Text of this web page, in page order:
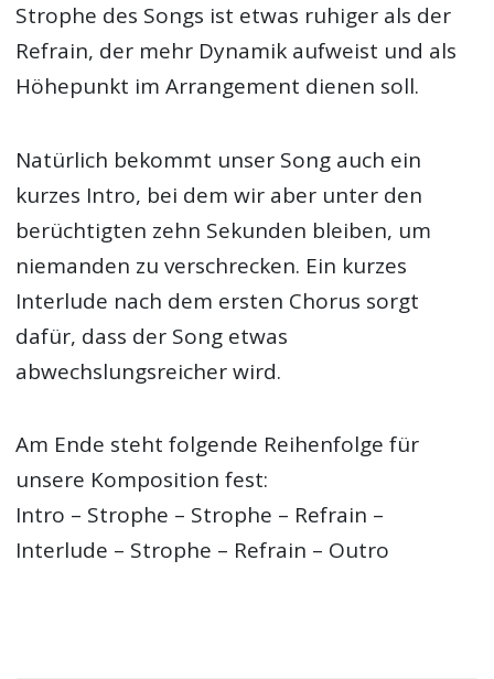
Strophe des Songs ist etwas ruhiger als der
Refrain, der mehr Dynamik aufweist und als
Höhepunkt im Arrangement dienen soll.
Natürlich bekommt unser Song auch ein
kurzes Intro, bei dem wir aber unter den
berüchtigten zehn Sekunden bleiben, um
niemanden zu verschrecken. Ein kurzes
Interlude nach dem ersten Chorus sorgt
dafür, dass der Song etwas
abwechslungsreicher wird.
Am Ende steht folgende Reihenfolge für
unsere Komposition fest:
Intro – Strophe – Strophe – Refrain –
Interlude – Strophe – Refrain – Outro